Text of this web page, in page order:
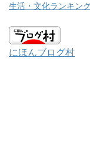
生活・文化ランキン
にほんブログ村